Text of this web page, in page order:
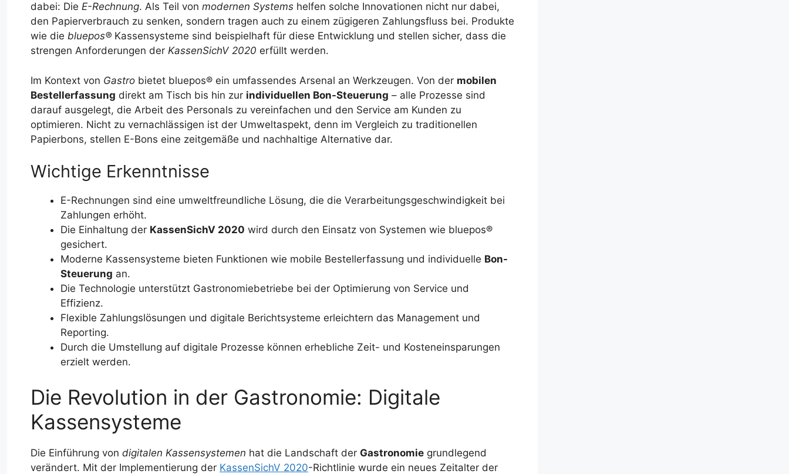
dabei: Die E-Rechnung. Als Teil von modernen Systems helfen solche Innovationen nicht nur dabei,
den Papierverbrauch zu senken, sondern tragen auch zu einem zügigeren Zahlungsfluss bei. Produkte
wie die bluepos® Kassensysteme sind beispielhaft für diese Entwicklung und stellen sicher, dass die
strengen Anforderungen der KassenSichV 2020 erfüllt werden.
Im Kontext von Gastro bietet bluepos® ein umfassendes Arsenal an Werkzeugen. Von der mobilen
Bestellerfassung direkt am Tisch bis hin zur individuellen Bon-Steuerung – alle Prozesse sind
darauf ausgelegt, die Arbeit des Personals zu vereinfachen und den Service am Kunden zu
optimieren. Nicht zu vernachlässigen ist der Umweltaspekt, denn im Vergleich zu traditionellen
Papierbons, stellen E-Bons eine zeitgemäße und nachhaltige Alternative dar.
Wichtige Erkenntnisse
E-Rechnungen sind eine umweltfreundliche Lösung, die die Verarbeitungsgeschwindigkeit bei
Zahlungen erhöht.
Die Einhaltung der KassenSichV 2020 wird durch den Einsatz von Systemen wie bluepos®
gesichert.
Moderne Kassensysteme bieten Funktionen wie mobile Bestellerfassung und individuelle Bon-
Steuerung an.
Die Technologie unterstützt Gastronomiebetriebe bei der Optimierung von Service und
Effizienz.
Flexible Zahlungslösungen und digitale Berichtsysteme erleichtern das Management und
Reporting.
Durch die Umstellung auf digitale Prozesse können erhebliche Zeit- und Kosteneinsparungen
erzielt werden.
Die Revolution in der Gastronomie: Digitale
Kassensysteme
Die Einführung von digitalen Kassensystemen hat die Landschaft der Gastronomie grundlegend
verändert. Mit der Implementierung der KassenSichV 2020-Richtlinie wurde ein neues Zeitalter der